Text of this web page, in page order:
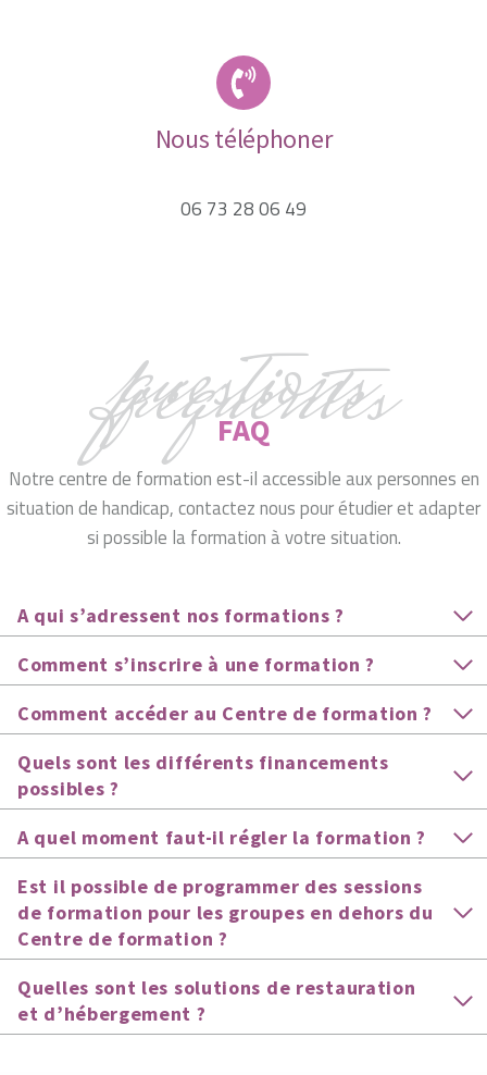
Nous téléphoner
06 73 28 06 49
questions
fréquentes
FAQ
Notre centre de formation est-il accessible aux personnes en
situation de handicap, contactez nous pour étudier et adapter
si possible la formation à votre situation.
A qui s’adressent nos formations ?
Comment s’inscrire à une formation ?
Comment accéder au Centre de formation ?
Quels sont les différents financements
possibles ?
A quel moment faut-il régler la formation ?
Est il possible de programmer des sessions
de formation pour les groupes en dehors du
Centre de formation ?
Quelles sont les solutions de restauration
et d’hébergement ?